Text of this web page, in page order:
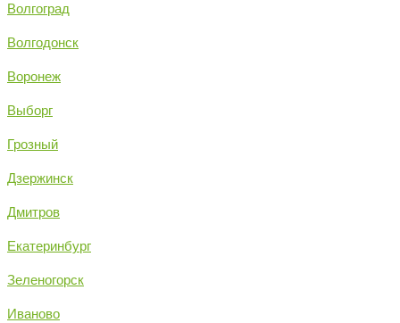
Волгоград
Волгодонск
Воронеж
Выборг
Грозный
Дзержинск
Дмитров
Екатеринбург
Зеленогорск
Иваново